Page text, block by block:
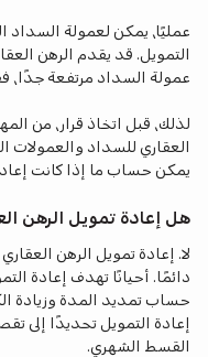
عمليًا، يمكن لعمولة السداد
التمويل. قد يقدم الرهن
عمولة السداد مرتفعة جدًا،
لذلك، قبل اتخاذ قرار، من
العقاري للسداد
يمكن حساب ما إذا كانت
هل إعادة تمويل الرهن
لا. إعادة تمويل الرهن
دائمًا. أحيانًا تهدف إعادة
حساب تمديد المدة وزيادة
إعادة التمويل تحديدًا إلى
القسط الشهري.